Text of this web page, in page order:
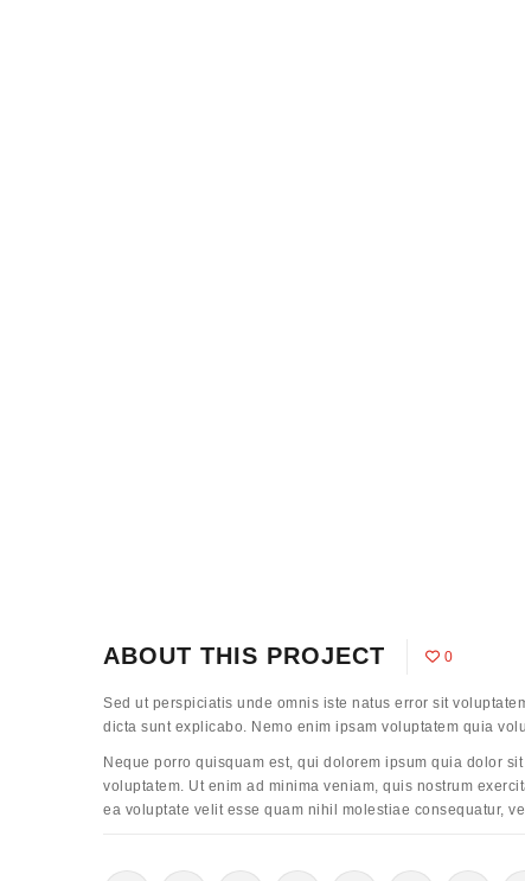
ABOUT THIS PROJECT 0
Sed ut perspiciatis unde omnis iste natus error sit
dicta sunt explicabo. Nemo enim ipsam voluptatem quia
Neque porro quisquam est, qui dolorem ipsum quia dolor
voluptatem. Ut enim ad minima veniam, quis nostrum
ea voluptate velit esse quam nihil molestiae consequatur,